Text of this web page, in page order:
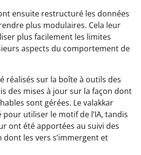
ensuite restructuré les données
plus modulaires. Cela leur
plus facilement les limites
aspects du comportement de
réalisés sur la boîte à outils des
des mises à jour sur la façon dont
sont gérées. Le valakkar
utiliser le motif de l’IA, tandis
ont été apportées au suivi des
dont les vers s’immergent et